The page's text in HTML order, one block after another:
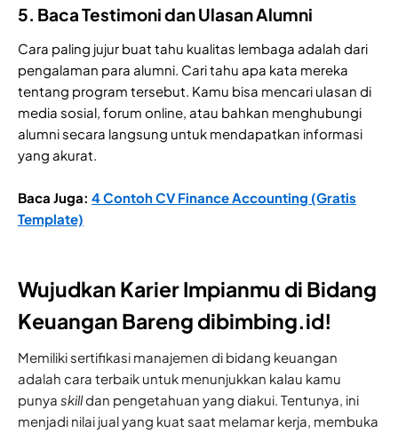
5. Baca Testimoni dan Ulasan Alumni
Cara paling jujur buat tahu kualitas lembaga adalah dari
pengalaman para alumni. Cari tahu apa kata mereka
tentang program tersebut. Kamu bisa mencari ulasan di
media sosial, forum online, atau bahkan menghubungi
alumni secara langsung untuk mendapatkan informasi
yang akurat.
Baca Juga: 4 Contoh CV Finance Accounting (Gratis
Template)
Wujudkan Karier Impianmu di Bidang
Keuangan Bareng dibimbing.id!
Memiliki sertifikasi manajemen di bidang keuangan
adalah cara terbaik untuk menunjukkan kalau kamu
punya skilldan pengetahuan yang diakui. Tentunya, ini
menjadi nilai jual yang kuat saat melamar kerja, membuka